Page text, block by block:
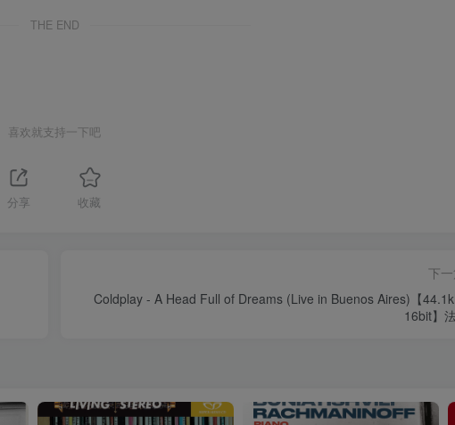
THE END
喜欢就支持一下吧
分享 收藏
下
Coldplay - A Head Full of Dreams (Live in Buenos Aires)【
16bit】